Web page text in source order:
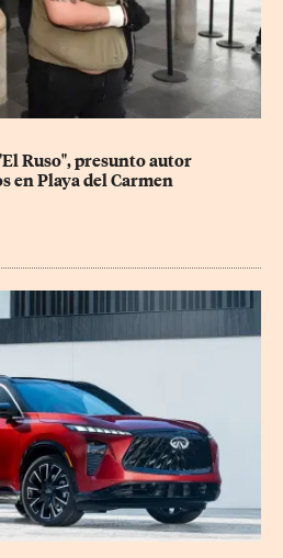
Ruso", presunto autor
en Playa del Carmen